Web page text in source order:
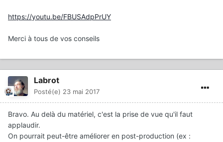
https://youtu.be/FBUSAdpPrUY
Merci à tous de vos conseils
Labrot
Posté(e) 23 mai 2017
Bravo. Au delà du matériel, c'est la prise de vue qu'il faut
applaudir.
On pourrait peut-être améliorer en post-production (ex :